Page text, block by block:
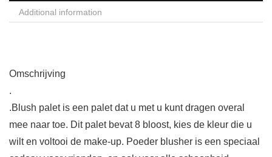
Additional information
Omschrijving
.
.Blush palet is een palet dat u met u kunt dragen overal
mee naar toe. Dit palet bevat 8 bloost, kies de kleur die u
wilt en voltooi de make-up. Poeder blusher is een speciaal